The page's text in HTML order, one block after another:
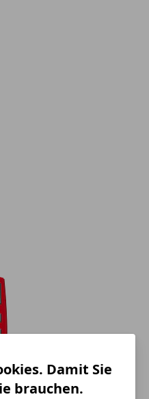
Damit Sie
brauchen.